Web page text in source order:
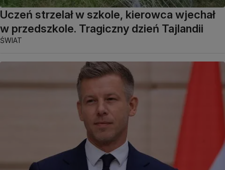
Uczeń strzelał w szkole, kierowca wjechał
w przedszkole. Tragiczny dzień Tajlandii
ŚWIAT